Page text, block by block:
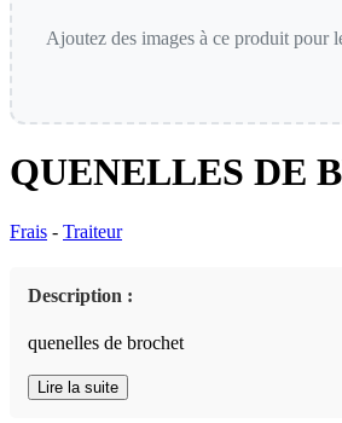
Ajoutez des images à ce produit pour
QUENELLES DE
Frais - Traiteur
Description :
quenelles de brochet
Lire la suite